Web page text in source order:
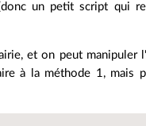
un petit script qui
et on peut manipuler
à la méthode 1, mais